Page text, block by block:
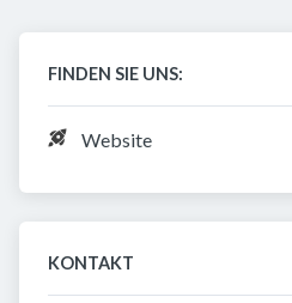
FINDEN SIE UNS:
Website
KONTAKT